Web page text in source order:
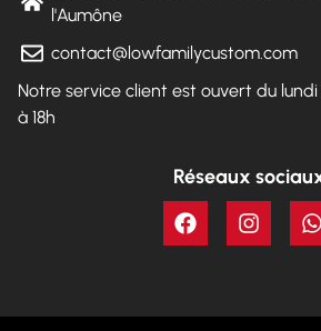
l'Aumône
contact@lowfamilycustom.com
Notre service client est ouvert du
à 18h
Réseaux